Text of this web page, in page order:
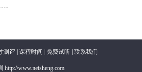
测评 课程时间 免费试听 联系我们
www.neisheng.com